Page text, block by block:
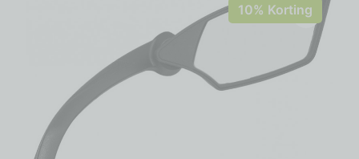
10% Korting